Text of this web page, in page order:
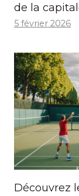
de la
5 février 2026
Découvrez